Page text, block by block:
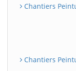
Chantiers
Chantiers